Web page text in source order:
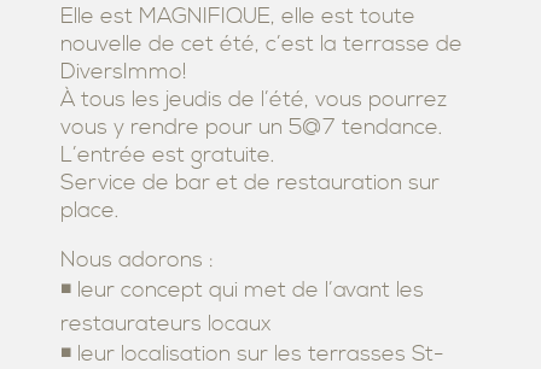
Elle est MAGNIFIQUE, elle est toute
nouvelle de cet été, c’est la terrasse de
DiversImmo!
À tous les jeudis de l’été, vous pourrez
vous y rendre pour un 5@7 tendance.
L’entrée est gratuite.
Service de bar et de restauration sur
place.
Nous adorons :
◾ leur concept qui met de l’avant les
restaurateurs locaux
◾ leur localisation sur les terrasses St-